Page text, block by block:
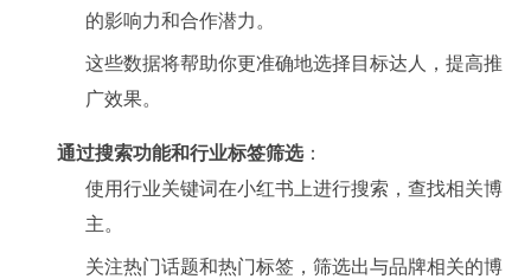
的影响力和合作潜力。
这些数据将帮助你更准确地选择目标达人，提高推
广效果。
通过搜索功能和行业标签筛选：
使用行业关键词在小红书上进行搜索，查找相关博
主。
关注热门话题和热门标签，筛选出与品牌相关的博